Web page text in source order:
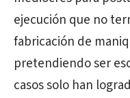
ejecución que no
fabricación de
pretendiendo ser
casos solo han